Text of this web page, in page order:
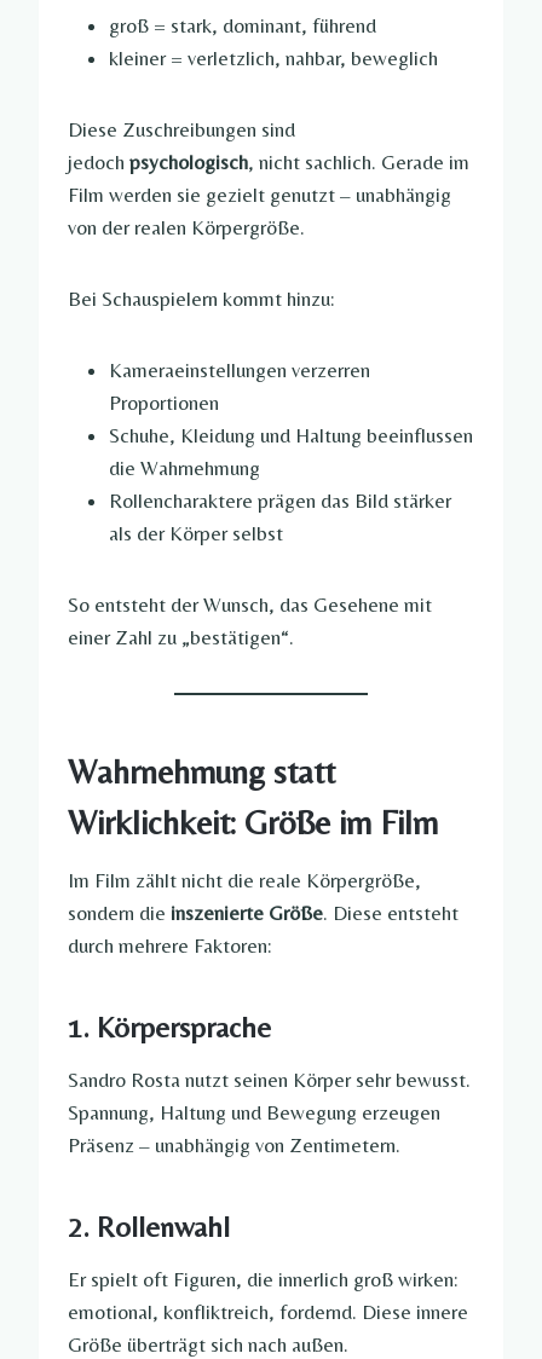
groß = stark, dominant, führend
kleiner = verletzlich, nahbar, beweglich
Diese Zuschreibungen sind
jedoch psychologisch, nicht sachlich. Gerade im
Film werden sie gezielt genutzt – unabhängig
von der realen Körpergröße.
Bei Schauspielern kommt hinzu:
Kameraeinstellungen verzerren
Proportionen
Schuhe, Kleidung und Haltung beeinflussen
die Wahrnehmung
Rollencharaktere prägen das Bild stärker
als der Körper selbst
So entsteht der Wunsch, das Gesehene mit
einer Zahl zu „bestätigen“.
Wahrnehmung statt
Wirklichkeit: Größe im Film
Im Film zählt nicht die reale Körpergröße,
sondern die inszenierte Größe. Diese entsteht
durch mehrere Faktoren:
1. Körpersprache
Sandro Rosta nutzt seinen Körper sehr bewusst.
Spannung, Haltung und Bewegung erzeugen
Präsenz – unabhängig von Zentimetern.
2. Rollenwahl
Er spielt oft Figuren, die innerlich groß wirken:
emotional, konfliktreich, fordernd. Diese innere
Größe überträgt sich nach außen.